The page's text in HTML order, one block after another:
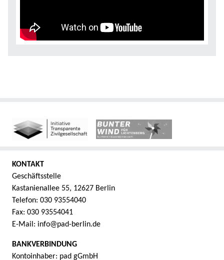
KONTAKT
Geschäftsstelle
Kastanienallee 55, 12627 Berlin
Telefon: 030 93554040
Fax: 030 93554041
E-Mail: info@pad-berlin.de
BANKVERBINDUNG
Kontoinhaber: pad gGmbH